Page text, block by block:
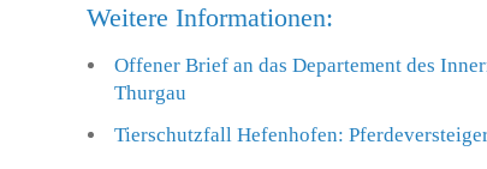
Weitere Informationen:
Offener Brief an das Departement des
Thurgau
Tierschutzfall Hefenhofen: